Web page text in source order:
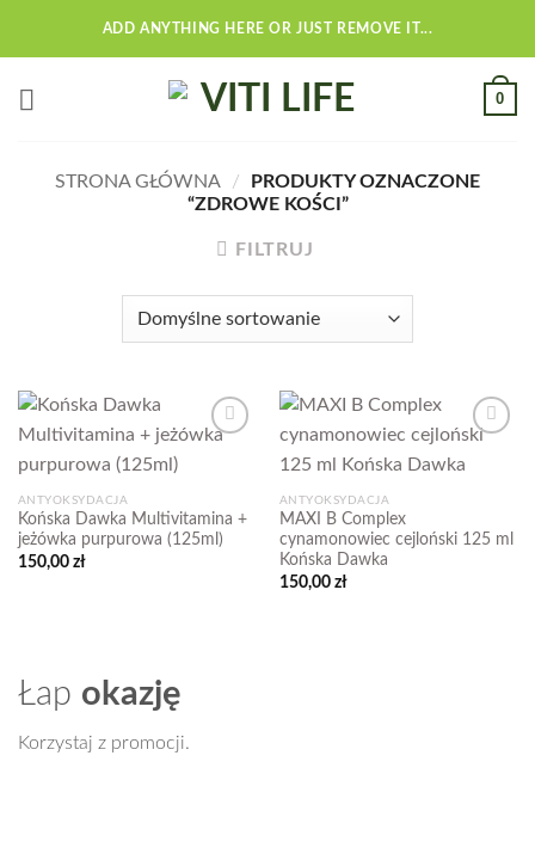
ADD ANYTHING HERE OR JUST REMOVE IT...
0
STRONA GŁÓWNA /
PRODUKTY OZNACZONE
“ZDROWE KOŚCI”
FILTRUJ
ANTYOKSYDACJA
Końska Dawka Multivitamina +
jeżówka purpurowa (125ml)
150,00 zł
wishlist
ANTYOKSYDACJA
MAXI B Complex
cynamonowiec cejloński 125 ml
Końska Dawka
150,00 zł
Łap okazję
Korzystaj z promocji.